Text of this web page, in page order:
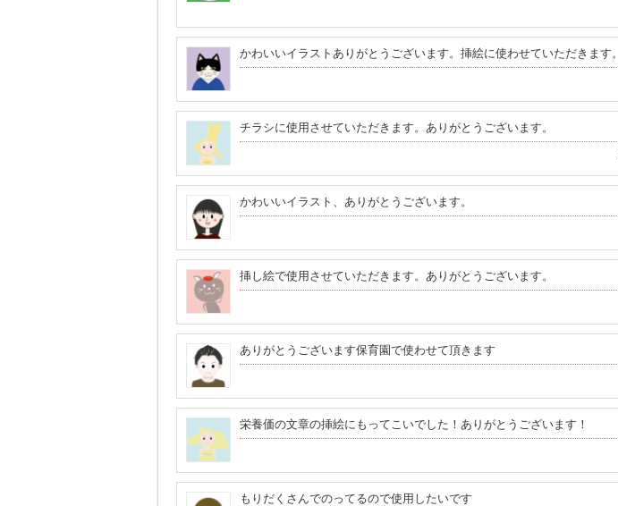
かわいいイラストありがとうございます。挿絵に使わせていただきます。
チラシに使用させていただきます。ありがとうございます。
かわいいイラスト、ありがとうございます。
挿し絵で使用させていただきます。ありがとうございます。
ありがとうございます保育園で使わせて頂きます
栄養価の文章の挿絵にもってこいでした！ありがとうございます！
もりだくさんでのってるので使用したいです